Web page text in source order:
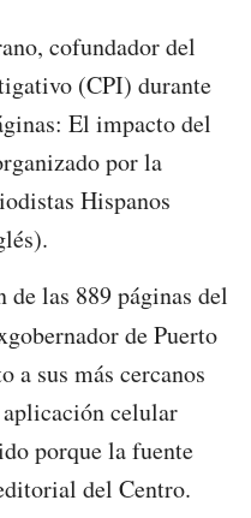
cofundador del
(CPI) durante
El impacto del
por la
Hispanos
las 889 páginas del
de Puerto
a sus más cercanos
aplicación celular
porque la fuente
del Centro.